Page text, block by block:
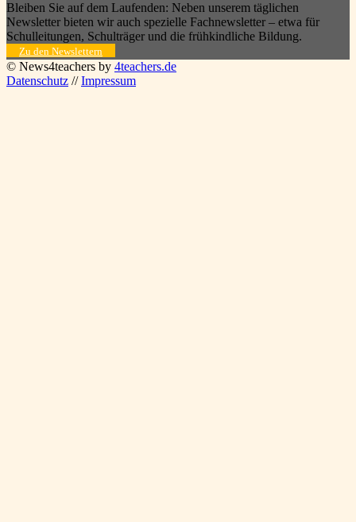
Bleiben Sie auf dem Laufenden: Neben unserem täglichen
Newsletter bieten wir auch spezielle Fachnewsletter – etwa für
Schulleitungen, Schulträger und die frühkindliche Bildung.
Zu den Newslettern
© News4teachers by 4teachers.de
Datenschutz //Impressum